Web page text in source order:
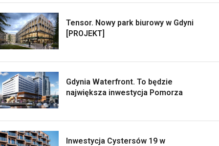
Tensor. Nowy park biurowy w Gdyni
[PROJEKT]
Gdynia Waterfront. To będzie
największa inwestycja Pomorza
Inwestycja Cystersów 19 w